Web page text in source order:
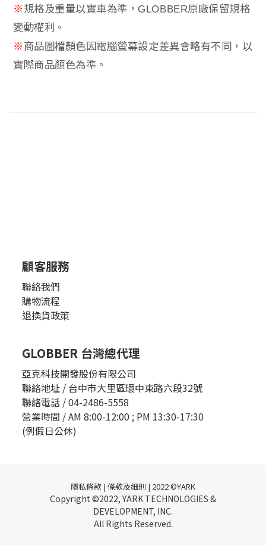
※規格及重量以實車為準， GLOBBER原廠保留規格
變動權利。
※商品圖檔顏色因電腦螢幕設定差異會略有不同，以
實際商品顏色為準。
顧客服務
聯絡我們
購物流程
退換貨政策
GLOBBER 台灣總代理
亞克科技開發股份有限公司
聯絡地址 / 台中市大里區環中東路六段32號
聯絡電話 / 04-2486-5558
營業時間 / AM 8:00-12:00 ; PM 13:30-17:30
(例假日公休)
隱私條款 | 條款及細則 | 2022 ©YARK
Copyright ©2022, YARK TECHNOLOGIES &
DEVELOPMENT, INC.
All Rights Reserved.